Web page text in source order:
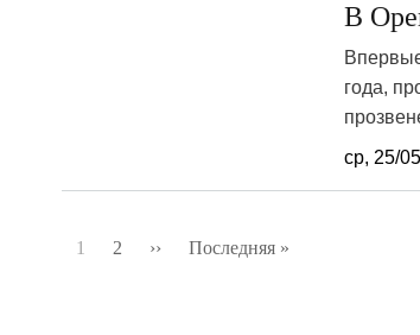
В
года,
ср, 25/
Нумерация
1 2 ›› Следующая
Последняя »